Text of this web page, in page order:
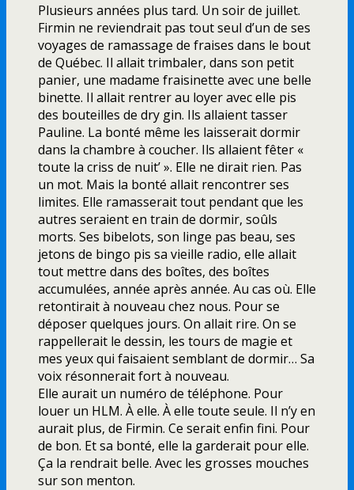
Plusieurs années plus tard. Un soir de juillet.
Firmin ne reviendrait pas tout seul d’un de ses
voyages de ramassage de fraises dans le bout
de Québec. Il allait trimbaler, dans son petit
panier, une madame fraisinette avec une belle
binette. Il allait rentrer au loyer avec elle pis
des bouteilles de dry gin. Ils allaient tasser
Pauline. La bonté même les laisserait dormir
dans la chambre à coucher. Ils allaient fêter «
toute la criss de nuit’ ». Elle ne dirait rien. Pas
un mot. Mais la bonté allait rencontrer ses
limites. Elle ramasserait tout pendant que les
autres seraient en train de dormir, soûls
morts. Ses bibelots, son linge pas beau, ses
jetons de bingo pis sa vieille radio, elle allait
tout mettre dans des boîtes, des boîtes
accumulées, année après année. Au cas où. Elle
retontirait à nouveau chez nous. Pour se
déposer quelques jours. On allait rire. On se
rappellerait le dessin, les tours de magie et
mes yeux qui faisaient semblant de dormir… Sa
voix résonnerait fort à nouveau.
Elle aurait un numéro de téléphone. Pour
louer un HLM. À elle. À elle toute seule. Il n’y en
aurait plus, de Firmin. Ce serait enfin fini. Pour
de bon. Et sa bonté, elle la garderait pour elle.
Ça la rendrait belle. Avec les grosses mouches
sur son menton.